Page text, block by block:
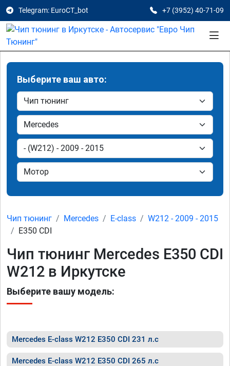
Telegram: EuroCT_bot +7 (3952) 40-71-09
Выберите ваш авто:
Чип тюнинг Mercedes E-class
W212 - 2009 - 2015
E350 CDI
Чип тюнинг Mercedes E350 CDI
W212 в Иркутске
Выберите вашу модель:
Mercedes E-class W212 E350 CDI 231 л.с
Mercedes E-class W212 E350 CDI 265 л.с